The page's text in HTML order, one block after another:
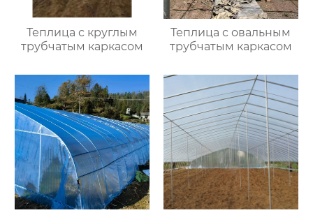
Теплица с круглым
трубчатым каркасом
Теплица с овальным
трубчатым каркасом